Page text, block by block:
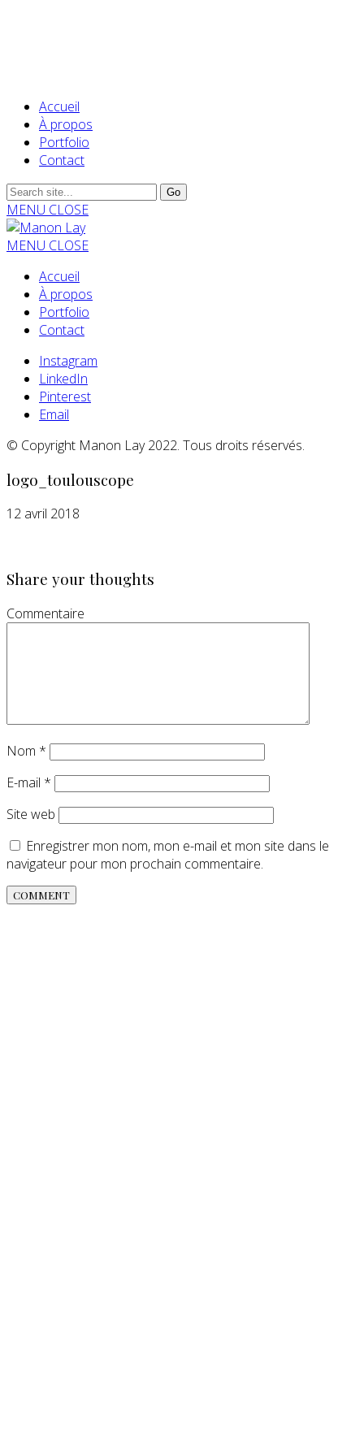
Accueil
À propos
Portfolio
Contact
MENU CLOSE
MENU CLOSE
Accueil
À propos
Portfolio
Contact
Instagram
LinkedIn
Pinterest
Email
© Copyright Manon Lay 2022. Tous droits réservés.
logo_toulouscope
12 avril 2018
Share your thoughts
Commentaire
Nom *
E-mail *
Site web
Enregistrer mon nom, mon e-mail et mon site dans le
navigateur pour mon prochain commentaire.